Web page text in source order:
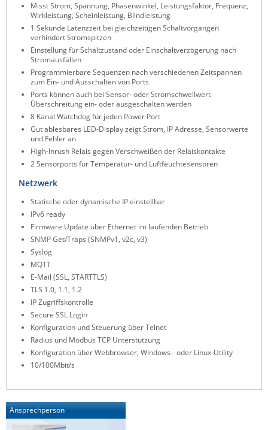
Sunbird
Tactical Software
TEKTELIC
Teltonika
Unwired Networks
Vision
WATTECO
Westermo
Yuasa
ZPE Systems
News zu unseren Herstellern
Misst Strom, Spannung, Phasenwinkel, Leistungsfaktor, Frequenz,
Wirkleistung, Scheinleistung, Blindleistung
1 Sekunde Latenzzeit bei gleichzeitigen Schaltvorgängen
verhindert Stromspitzen
Einstellung für Schaltzustand oder Einschaltverzögerung nach
Stromausfällen
Programmierbare Sequenzen nach verschiedenen Zeitspannen
zum Ein- und Ausschalten von Ports
Ports können auch bei Sensor- oder Stromschwellwert
Überschreitung ein- oder ausgeschalten werden
8 Kanal Watchdog für jeden Power Port
Gut ablesbares LED-Display zeigt Strom, IP Adresse, Sensorwerte
und Fehler an
High-Inrush Relais gegen Verschweißen der Relaiskontakte
2 Sensorports für Temperatur- und Luftfeuchtesensoren
Netzwerk
Statische oder dynamische IP einstellbar
IPv6 ready
Firmware Update über Ethernet im laufenden Betrieb
SNMP Get/Traps (SNMPv1, v2c, v3)
Syslog
MQTT
E-Mail (SSL, STARTTLS)
TLS 1.0, 1.1, 1.2
IP Zugriffskontrolle
Secure SSL Login
Konfiguration und Steuerung über Telnet
Radius und Modbus TCP Unterstützung
Konfiguration über Webbrowser, Windows- oder Linux-Utility
10/100Mbit/s
Ansprechperson